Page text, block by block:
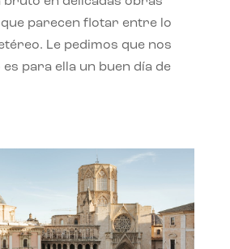
parecen flotar entre lo
Le pedimos que nos
para ella un buen día de